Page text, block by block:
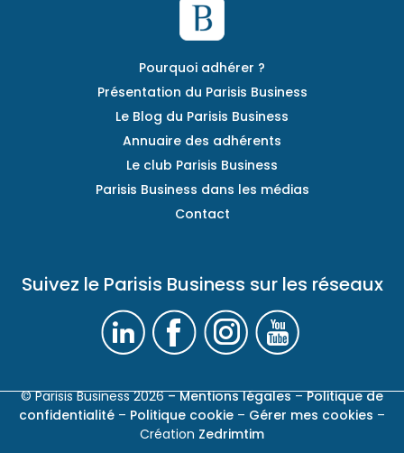
Pourquoi adhérer ?
Présentation du Parisis Business
Le Blog du Parisis Business
Annuaire des adhérents
Le club Parisis Business
Parisis Business dans les médias
Contact
Suivez le Parisis Business sur les réseaux
© Parisis Business 2026– Mentions légales–Politique de
confidentialité – Politique cookie – Gérer mes cookies –
Création Zedrimtim